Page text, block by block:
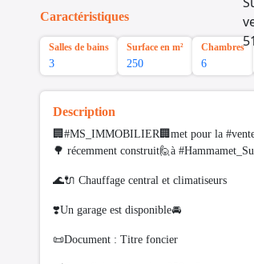
Caractéristiques
Salles de bains
3
Surface en m²
250
Chambres
6
Description
🏢#MS_IMMOBILIER🏢met pour la
🌳 récemment construit🙋à
🌊🔌 Chauffage central et climatiseurs
❣️Un garage est disponible🚘
📜Document : Titre foncier